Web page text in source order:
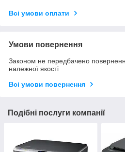
Всі умови оплати
Умови повернення
Законом не передбачено
належної якості
Всі умови повернення
Подібні послуги компанії